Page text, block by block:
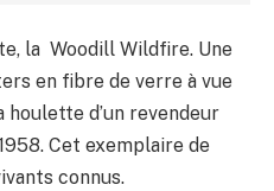
la Woodill Wildfire. Une
en fibre de verre à vue
d’un revendeur
Cet exemplaire de
connus.